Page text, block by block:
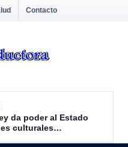
Contacto
da poder al Estado
culturales